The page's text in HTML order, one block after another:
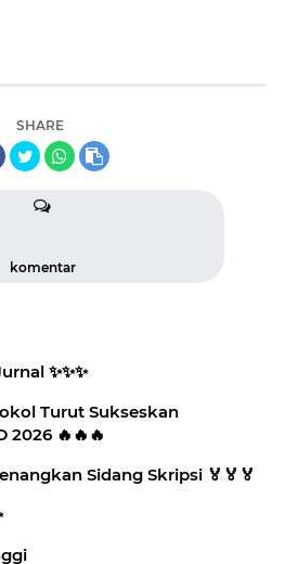
SHARE
komentar
✨️✨️✨️
Turut Sukseskan
2026 🔥🔥🔥
Sidang Skripsi 🏅🏅🏅